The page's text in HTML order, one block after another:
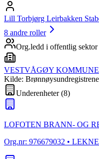
Lill Torbjørg Leirbakken
8 andre roller
Org.ledd i offentlig sektor
VESTVÅGØY KOMMUNE
Kilde: Brønnøysundregistrene
Underenheter(8)
LOFOTEN BRANN- OG
Org.nr: 976679032 •